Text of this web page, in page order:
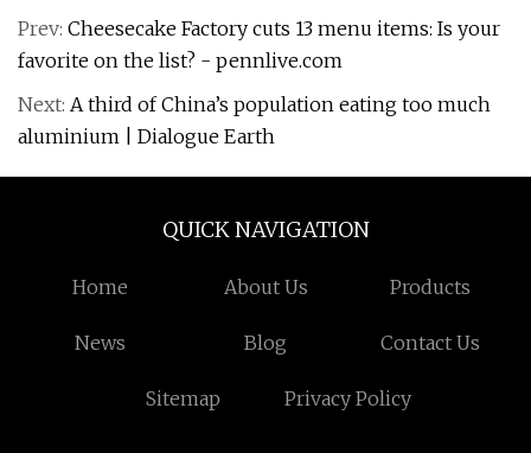
Prev: Cheesecake Factory cuts 13 menu items: Is your
favorite on the list? - pennlive.com
Next: A third of China’s population eating too much
aluminium | Dialogue Earth
QUICK NAVIGATION
Home About Us Products
News Blog Contact Us
Sitemap Privacy Policy